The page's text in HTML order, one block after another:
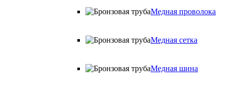
Медная проволока
Медная сетка
Медная шина